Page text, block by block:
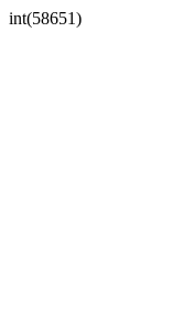
int(58651)